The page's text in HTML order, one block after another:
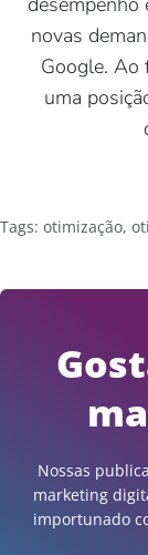
novas
Google. Ao
uma
Tags: otimização,
Nossas
marketing
importunado